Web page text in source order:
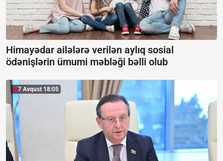
Himayədar ailələrə verilən aylıq sosial
ödənişlərin ümumi məbləği bəlli olub
7 Avqust 18:05